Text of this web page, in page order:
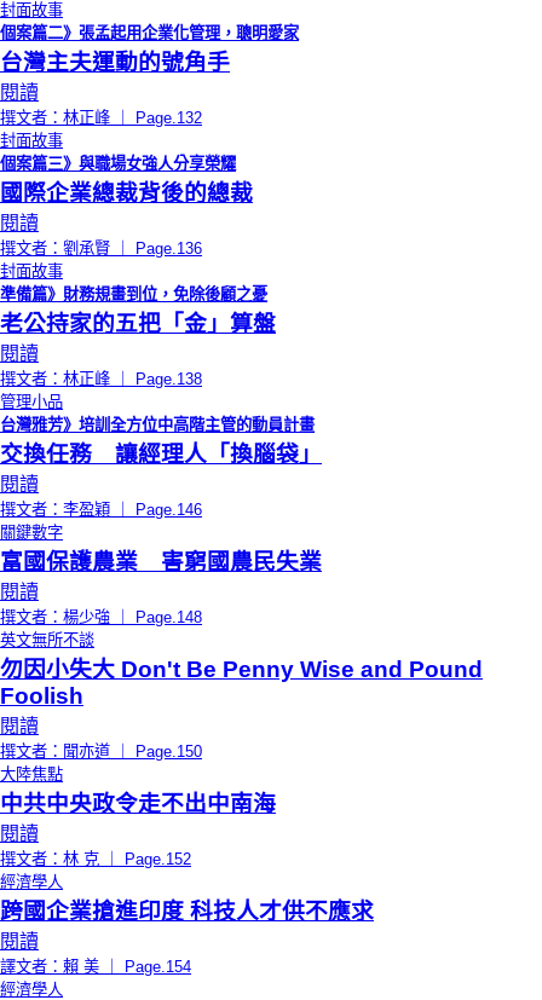
封面故事
個案篇二》張孟起用企業化管理，聰明愛家
台灣主夫運動的號角手
閱讀
撰文者：林正峰 ｜ Page.132
封面故事
個案篇三》與職場女強人分享榮耀
國際企業總裁背後的總裁
閱讀
撰文者：劉承賢 ｜ Page.136
封面故事
準備篇》財務規畫到位，免除後顧之憂
老公持家的五把「金」算盤
閱讀
撰文者：林正峰 ｜ Page.138
管理小品
台灣雅芳》培訓全方位中高階主管的動員計畫
交換任務 讓經理人「換腦袋」
閱讀
撰文者：李盈穎 ｜ Page.146
關鍵數字
富國保護農業 害窮國農民失業
閱讀
撰文者：楊少強 ｜ Page.148
英文無所不談
勿因小失大 Don't Be Penny Wise and Pound
Foolish
閱讀
撰文者：聞亦道 ｜ Page.150
大陸焦點
中共中央政令走不出中南海
閱讀
撰文者：林 克 ｜ Page.152
經濟學人
跨國企業搶進印度 科技人才供不應求
閱讀
譯文者：賴 美 ｜ Page.154
經濟學人